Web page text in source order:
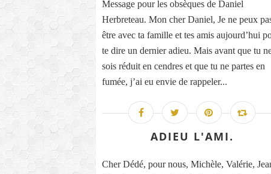
Message pour les obsèques de Daniel
Herbreteau. Mon cher Daniel, Je ne peux
être avec ta famille et tes amis aujourd’hui
te dire un dernier adieu. Mais avant que tu
sois réduit en cendres et que tu ne partes en
fumée, j’ai eu envie de rappeler...
ADIEU L'AMI.
Cher Dédé, pour nous, Michèle, Valérie,